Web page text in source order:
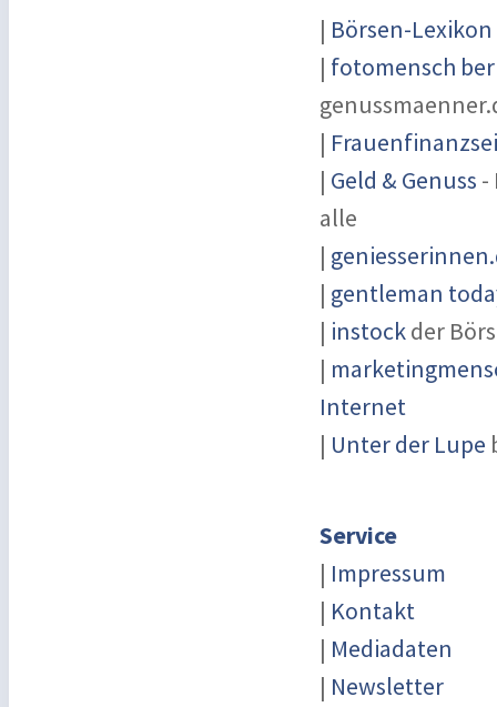
| Börsen-Lexikon
| fotomensch
|
| Geld & Genuss -
alle
|
| gentleman
| instockder
|
Internet
| Unter der Lupe
Service
| Impressum
| Kontakt
| Mediadaten
| Newsletter